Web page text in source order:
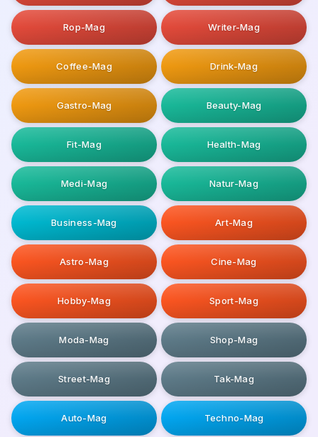
Rop-Mag Writer-Mag
Coffee-Mag Drink-Mag
Gastro-Mag Beauty-Mag
Fit-Mag Health-Mag
Medi-Mag Natur-Mag
Business-Mag Art-Mag
Astro-Mag Cine-Mag
Hobby-Mag Sport-Mag
Moda-Mag Shop-Mag
Street-Mag Tak-Mag
Auto-Mag Techno-Mag